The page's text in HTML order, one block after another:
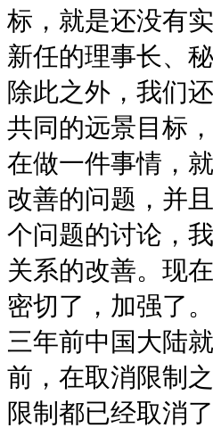
标，就是还没有
新任的理事长、
除此之外，我们
共同的远景目标
在做一件事情，
改善的问题，并
个问题的讨论，
关系的改善。现
密切了，加强了。
三年前中国大陆
前，在取消限制
限制都已经取消